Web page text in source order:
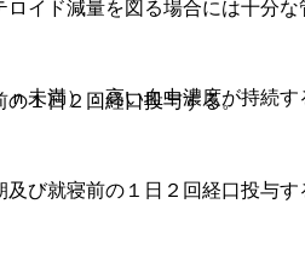
イド減量を図る場合には十分な
満）：高い血中濃度が持続す
の１日２回経口投与する。
び就寝前の１日２回経口投与す